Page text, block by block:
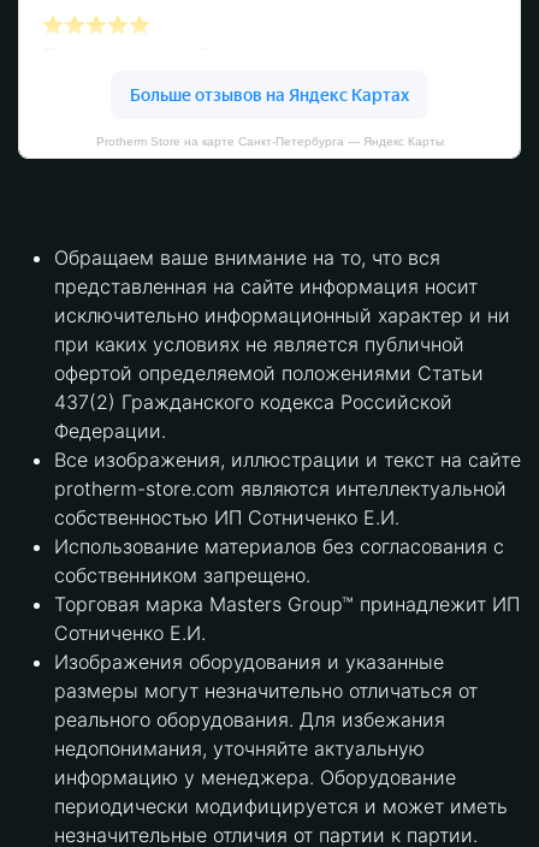
Protherm Store на карте Санкт‑Петербурга — Яндекс Карты
Обращаем ваше внимание на то, что вся
представленная на сайте информация носит
исключительно информационный характер и ни
при каких условиях не является публичной
офертой определяемой положениями Статьи
437(2) Гражданского кодекса Российской
Федерации.
Все изображения, иллюстрации и текст на сайте
protherm-store.com являются интеллектуальной
собственностью ИП Сотниченко Е.И.
Использование материалов без согласования с
собственником запрещено.
Торговая марка Masters Group™ принадлежит ИП
Сотниченко Е.И.
Изображения оборудования и указанные
размеры могут незначительно отличаться от
реального оборудования. Для избежания
недопонимания, уточняйте актуальную
информацию у менеджера. Оборудование
периодически модифицируется и может иметь
незначительные отличия от партии к партии.